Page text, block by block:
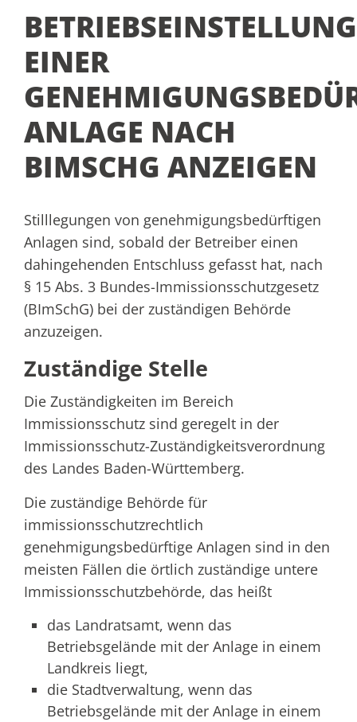
BETRIEBSEINSTELLUNG
EINER
ANLAGE NACH
BIMSCHG ANZEIGEN
Stilllegungen von genehmigungsbedürftigen
Anlagen sind, sobald der Betreiber einen
dahingehenden Entschluss gefasst hat, nach
§ 15 Abs. 3 Bundes-Immissionsschutzgesetz
(BImSchG) bei der zuständigen Behörde
anzuzeigen.
Zuständige Stelle
Die Zuständigkeiten im Bereich
Immissionsschutz sind geregelt in der
Immissionsschutz-Zuständigkeitsverordnung
des Landes Baden-Württemberg.
Die zuständige Behörde für
immissionsschutzrechtlich
genehmigungsbedürftige Anlagen sind in den
meisten Fällen die örtlich zuständige untere
Immissionsschutzbehörde, das heißt
das Landratsamt, wenn das
Betriebsgelände mit der Anlage in einem
Landkreis liegt,
die Stadtverwaltung, wenn das
Betriebsgelände mit der Anlage in einem